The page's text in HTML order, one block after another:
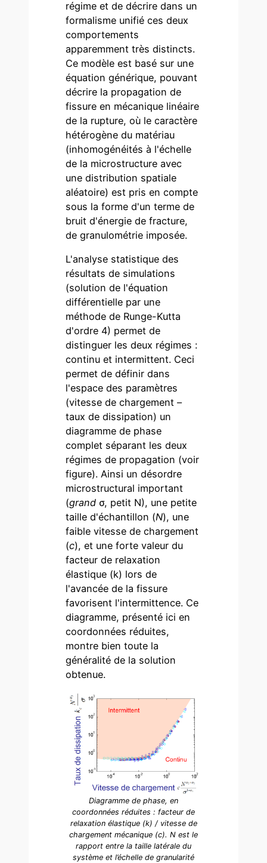
régime et de décrire dans un
formalisme unifié ces deux
comportements
apparemment très distincts.
Ce modèle est basé sur une
équation générique, pouvant
décrire la propagation de
fissure en mécanique linéaire
de la rupture, où le caractère
hétérogène du matériau
(inhomogénéités à l'échelle
de la microstructure avec
une distribution spatiale
aléatoire) est pris en compte
sous la forme d'un terme de
bruit d'énergie de fracture,
de granulométrie imposée.
L'analyse statistique des
résultats de simulations
(solution de l'équation
différentielle par une
méthode de Runge-Kutta
d'ordre 4) permet de
distinguer les deux régimes :
continu et intermittent. Ceci
permet de définir dans
l'espace des paramètres
(vitesse de chargement –
taux de dissipation) un
diagramme de phase
complet séparant les deux
régimes de propagation (voir
figure). Ainsi un désordre
microstructural important
(grand σ, petit N), une petite
taille d'échantillon (N), une
faible vitesse de chargement
(c), et une forte valeur du
facteur de relaxation
élastique (k) lors de
l'avancée de la fissure
favorisent l'intermittence. Ce
diagramme, présenté ici en
coordonnées réduites,
montre bien toute la
généralité de la solution
obtenue.
Diagramme de phase, en
coordonnées réduites : facteur de
relaxation élastique (k) / vitesse de
chargement mécanique (c). N est le
rapport entre la taille latérale du
système et l’échelle de granularité